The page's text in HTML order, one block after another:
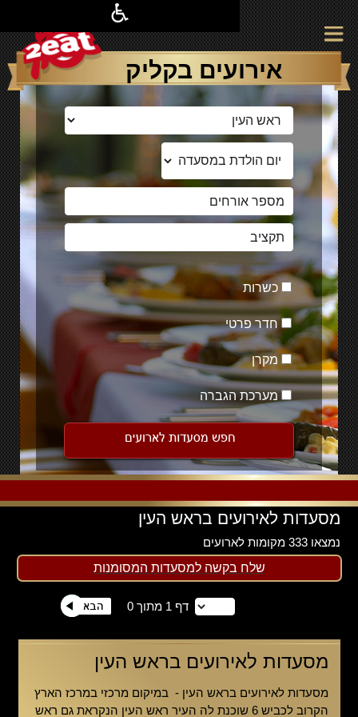
אירועים בקליק
כשרות
חדר פרטי
מקרן
מערכת הגברה
מסעדות לאירועים בראש העין
נמצאו 333 מקומות לארועים
שלח בקשה למסעדות המסומנות
דף 1 מתוך 0
מסעדות לאירועים בראש העין
מסעדות לאירועים בראש העין - במיקום מרכזי במרכז הארץ
הקרוב לכביש 6 שוכנת לה העיר ראש העין הנקראת גם ראש